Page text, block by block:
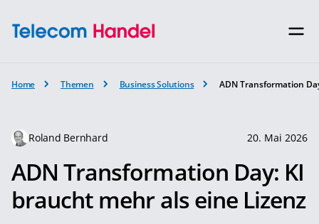
Home Themen Business Solutions ADN Transformation
Roland Bernhard 20. Mai 2026
ADN Transformation Day: KI
braucht mehr als eine Lizenz